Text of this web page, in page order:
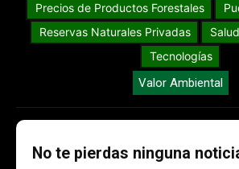
Precios de Productos Forestales
Reservas Naturales Privadas
Salud
Tecnologías
Valor Ambiental
No te pierdas ninguna